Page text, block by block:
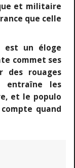
et militaire
que celle
est un éloge
commet ses
des rouages
entraîne les
et le populo
quand